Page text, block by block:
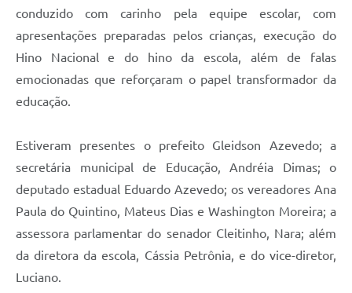
conduzido com carinho pela equipe escolar, com
apresentações preparadas pelos crianças, execução do
Hino Nacional e do hino da escola, além de falas
emocionadas que reforçaram o papel transformador da
educação.
Estiveram presentes o prefeito Gleidson Azevedo; a
secretária municipal de Educação, Andréia Dimas; o
deputado estadual Eduardo Azevedo; os vereadores Ana
Paula do Quintino, Mateus Dias e Washington Moreira; a
assessora parlamentar do senador Cleitinho, Nara; além
da diretora da escola, Cássia Petrônia, e do vice-diretor,
Luciano.